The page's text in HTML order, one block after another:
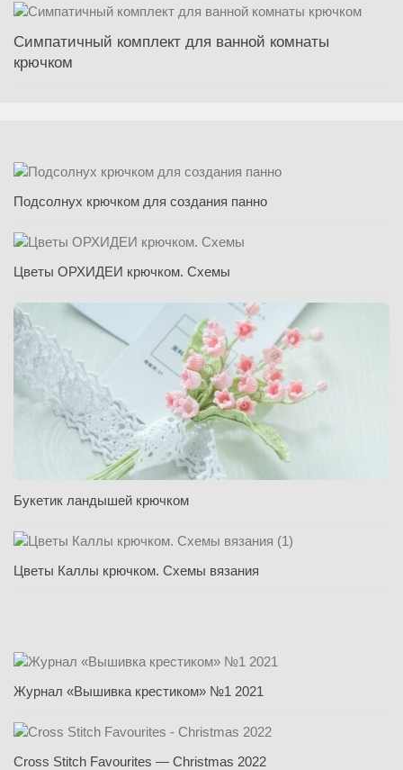
Симпатичный комплект для ванной комнаты
крючком
Подсолнух крючком для создания панно
Цветы ОРХИДЕИ крючком. Схемы
Букетик ландышей крючком
Цветы Каллы крючком. Схемы вязания
Журнал «Вышивка крестиком» №1 2021
Cross Stitch Favourites — Christmas 2022